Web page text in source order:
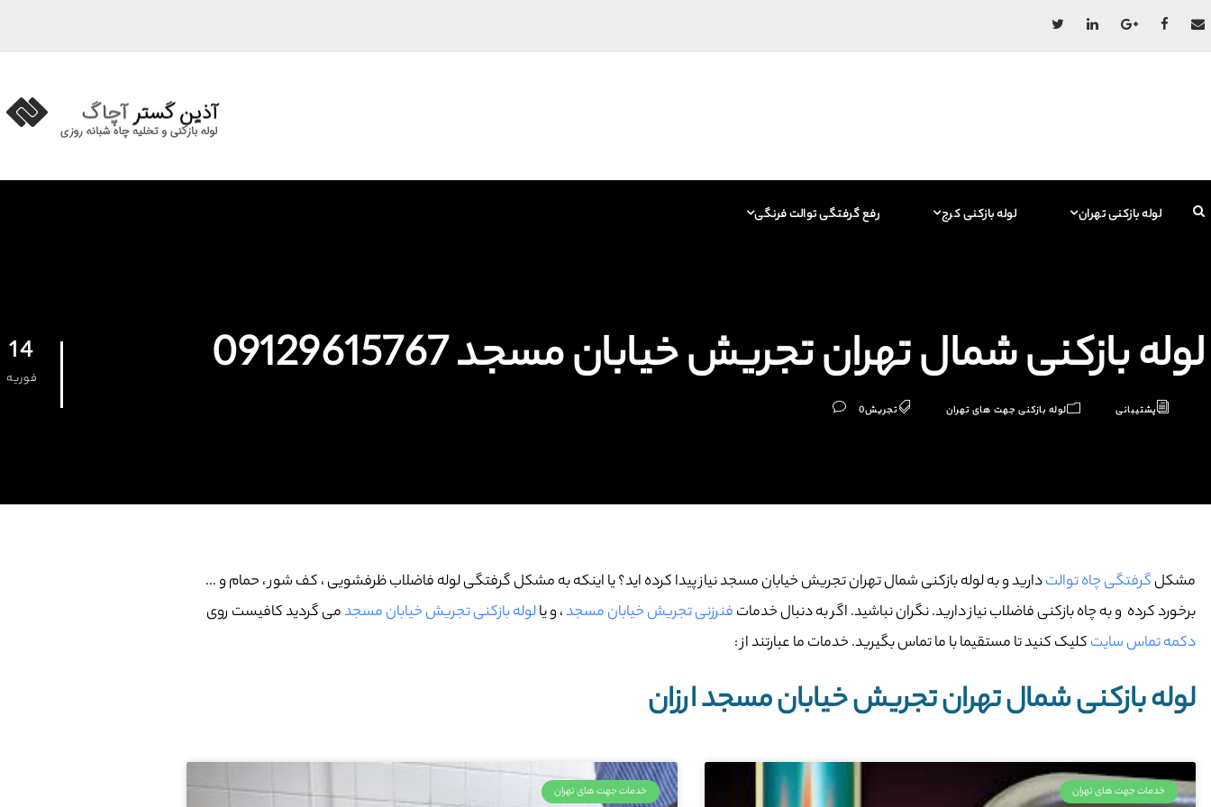
رفع گرفتگی توالت فرنگی لوله بازکنی کرج لوله بازکنی تهران
14
فوریه لوله بازکنی شمال تهران تجریش خیابان مسجد 09129615767
پشتیبانی لوله بازکنی جهت های تهران تجریش0
مشکلگرفتگی چاه توالتدارید و به لوله بازکنی شمال تهران تجریش خیابان مسجد نیاز پیدا کرده اید؟ یا اینکه به مشکل گرفتگی لوله فاضلاب ظرفشویی ، کف شور ، حمام و …
برخورد کرده و به چاه بازکنی فاضلاب نیاز دارید. نگران نباشید. اگر به دنبال خدماتفنرزنی تجریش خیابان مسجد، و یالوله بازکنی تجریش خیابان مسجدمی گردید کافیست روی
دکمه تماس سایتکلیک کنید تا مستقیما با ما تماس بگیرید. خدمات ما عبارتند از :
لوله بازکنی شمال تهران تجریش خیابان مسجد ارزان
خدمات جهت های تهران خدمات جهت های تهران